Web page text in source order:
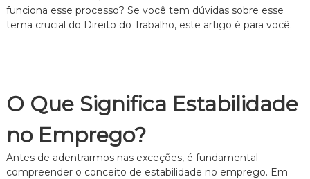
i
a
l
m
D
i
t
funciona esse processo? Se você tem dúvidas sobre esse
tema crucial do Direito do Trabalho, este artigo é para você.
O Que Significa Estabilidade
no Emprego?
Antes de adentrarmos nas exceções, é fundamental
compreender o conceito de estabilidade no emprego. Em